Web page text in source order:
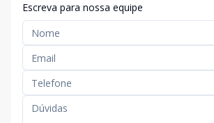
Escreva para nossa equipe